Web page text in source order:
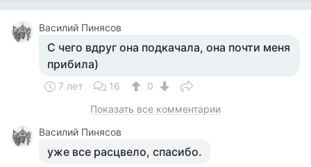
Василий Пинясов
С чего вдруг она подкачала, она почти меня
прибила)
7 лет 16
0
Показать все комментарии
Василий Пинясов
уже все расцвело, спасибо.